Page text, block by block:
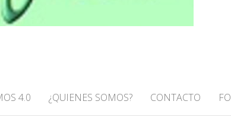
4.0 ¿QUIENES SOMOS? CONTACTO